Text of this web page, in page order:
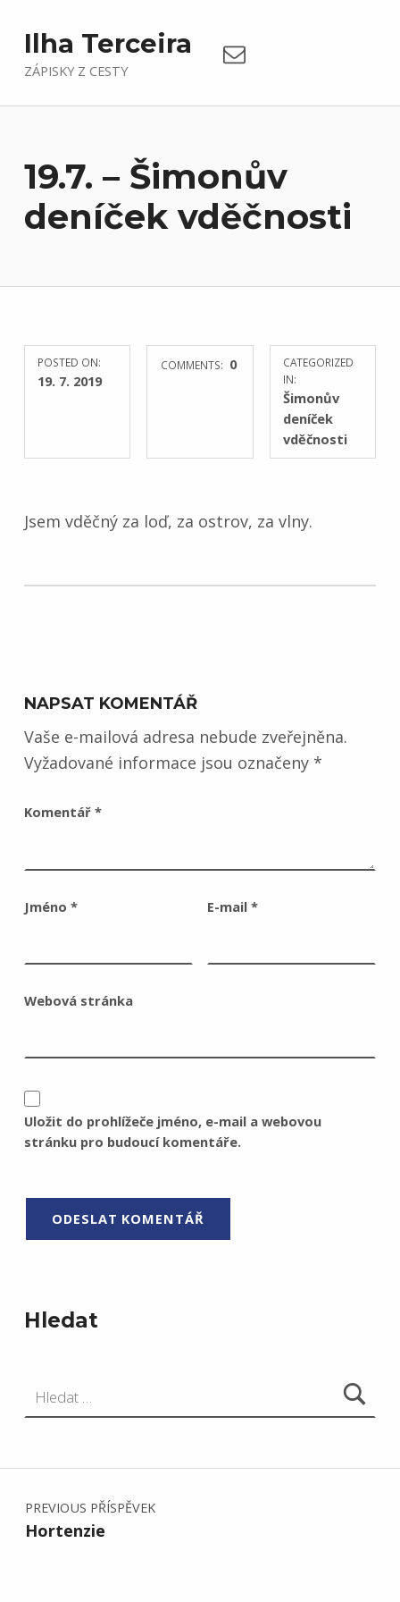
Ilha Terceira
ZÁPISKY Z CESTY
19.7. – Šimonův
deníček vděčnosti
POSTED ON:
19. 7. 2019
COMMENTS: 0
CATEGORIZED
IN:
Šimonův
deníček
vděčnosti
Jsem vděčný za loď, za ostrov, za vlny.
Skip back to main navigation
NAPSAT KOMENTÁŘ
Vaše e-mailová adresa nebude zveřejněna.
Vyžadované informace jsou označeny *
Komentář *
Jméno * E-mail *
Webová stránka
Uložit do prohlížeče jméno, e-mail a webovou
stránku pro budoucí komentáře.
Hledat
Navigace pro příspěvek
PREVIOUS PŘÍSPĚVEK
Hortenzie